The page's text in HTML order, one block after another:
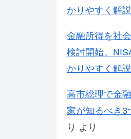
かりやすく解説
金融所得を社
検討開始。
かりやすく解説
高市総理で金
家が知るべき3
り より